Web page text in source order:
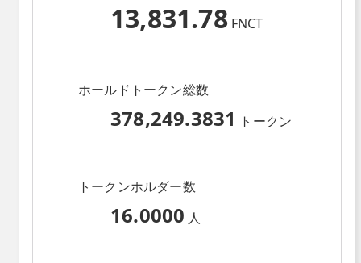
13,831.78 FNCT
ホールドトークン総数
378,249.3831 トークン
トークンホルダー数
16.0000 人